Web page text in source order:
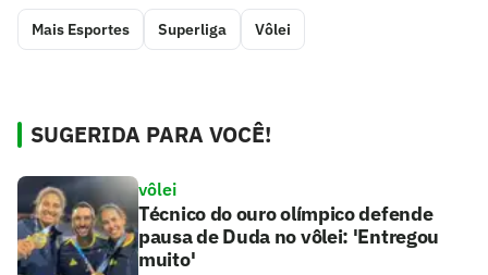
Mais Esportes Superliga Vôlei
SUGERIDA PARA VOCÊ!
vôlei
Técnico do ouro olímpico defende
pausa de Duda no vôlei: 'Entregou
muito'